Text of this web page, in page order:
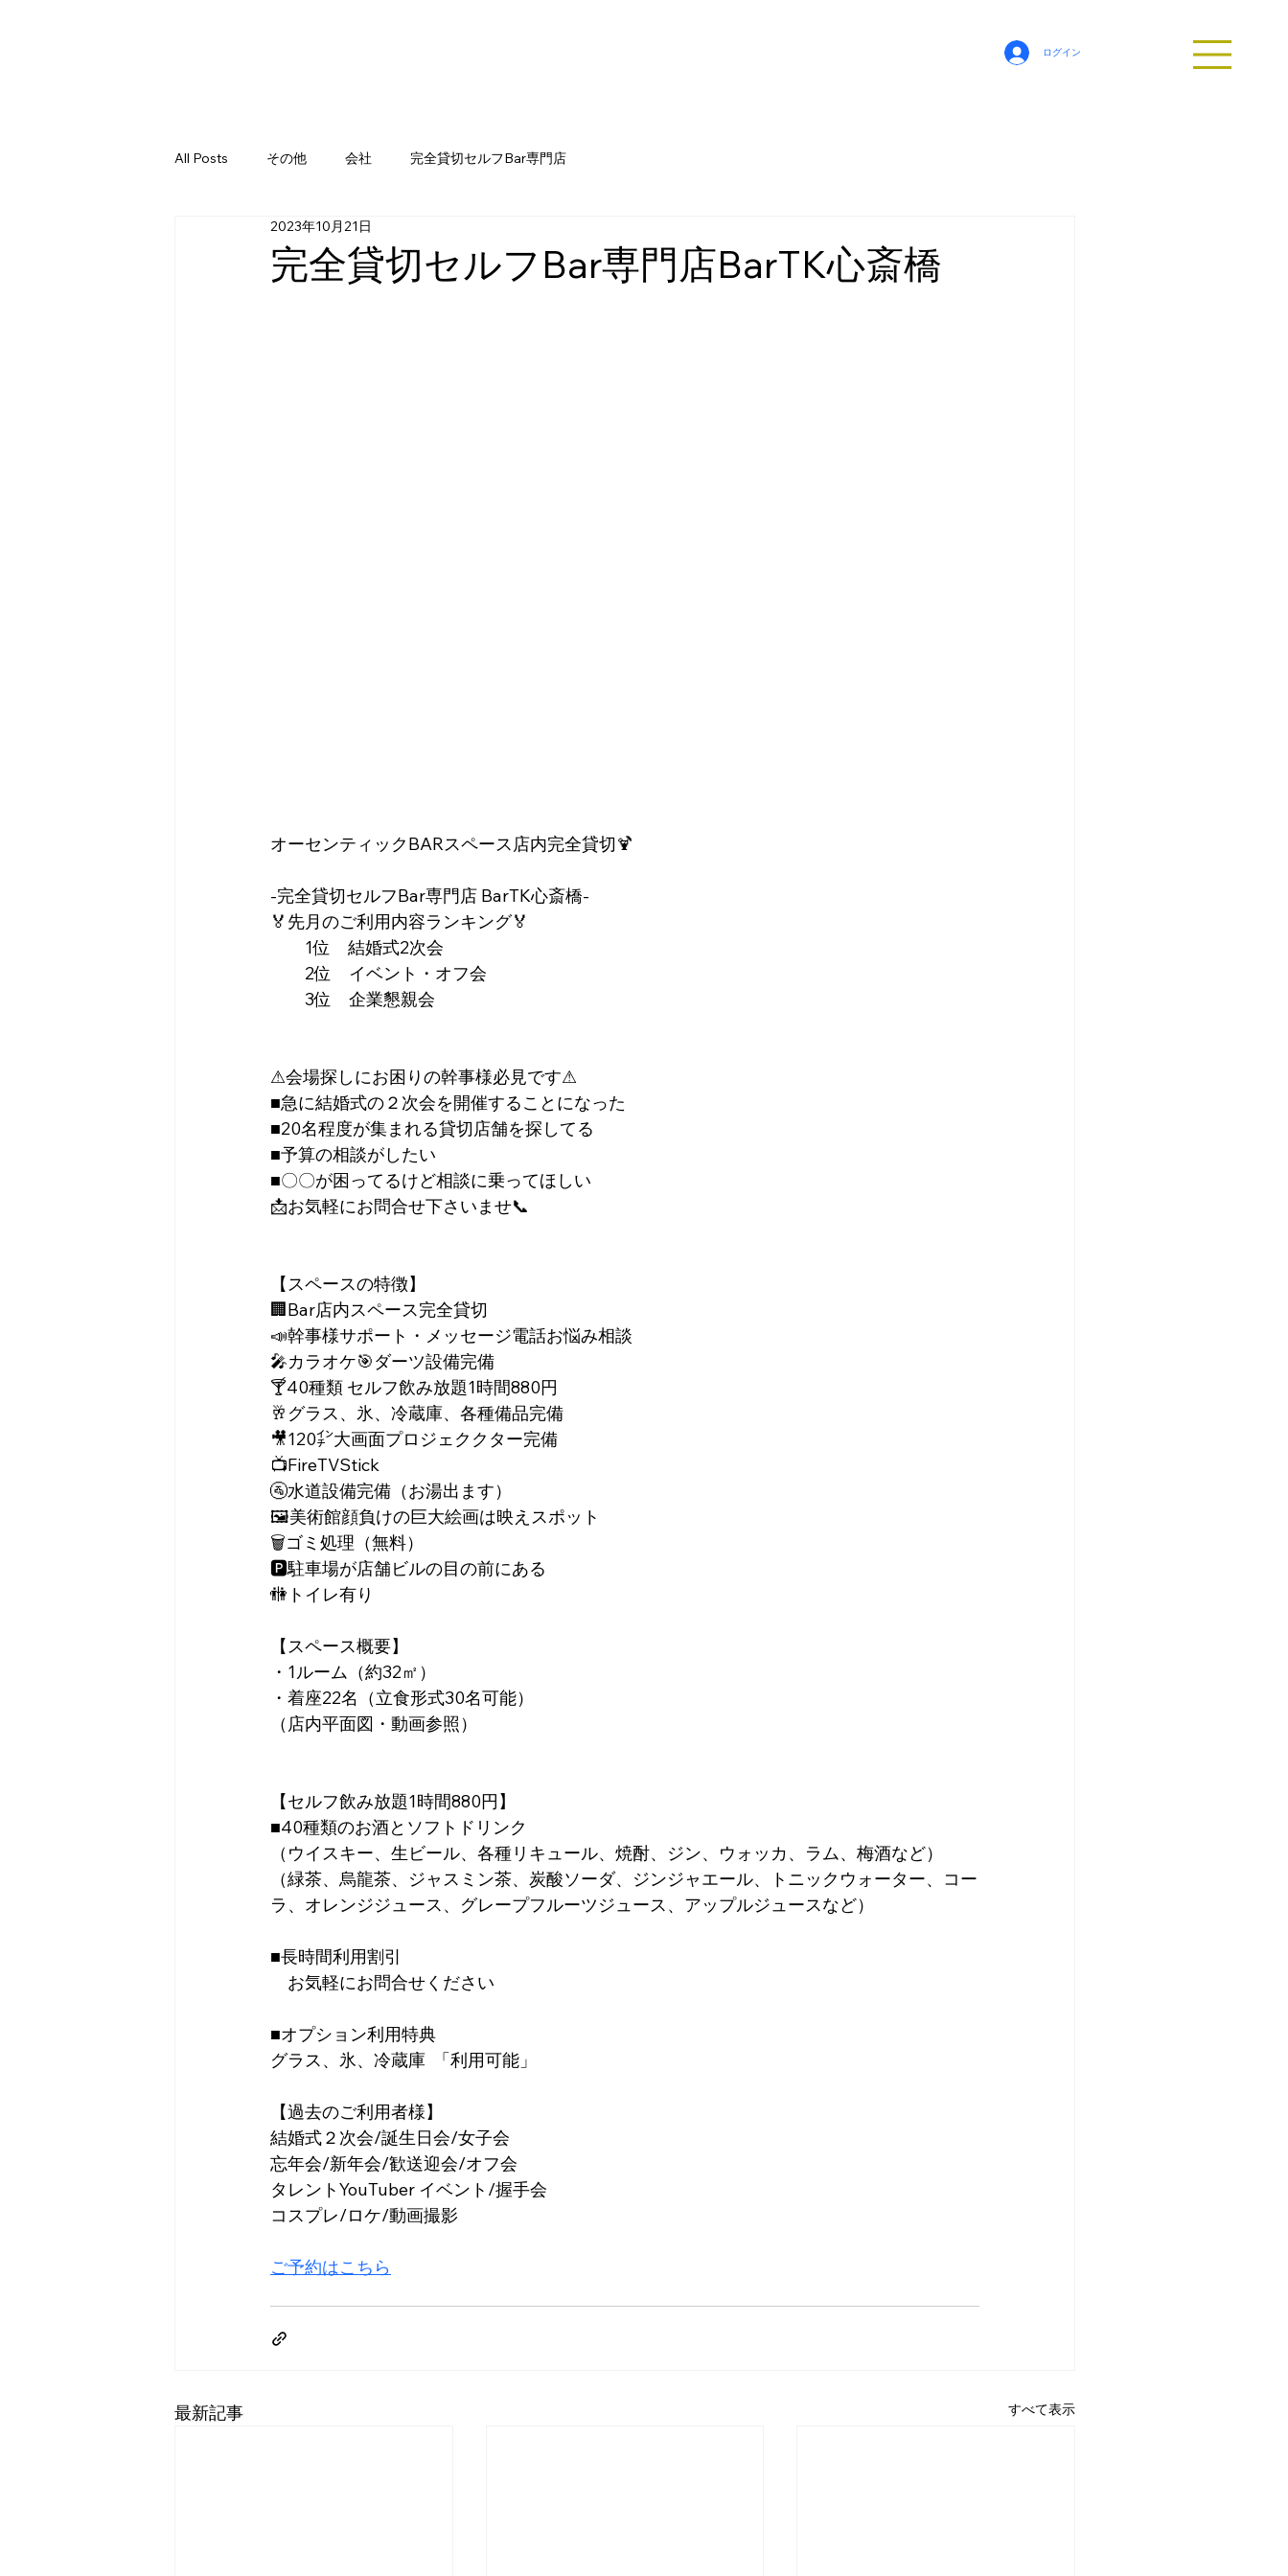
ログイン
All Posts その他 会社 完全貸切セルフBar専門店
完全貸切セルフBar専門店BarTK心斎橋
2023年10月21日
オーセンティックBARスペース店内完全貸切🍹
-完全貸切セルフBar専門店 BarTK心斎橋-
🏅先月のご利用内容ランキング🏅
1位　結婚式2次会
2位　イベント・オフ会
3位　企業懇親会
⚠︎会場探しにお困りの幹事様必見です⚠︎
■急に結婚式の２次会を開催することになった
■20名程度が集まれる貸切店舗を探してる
■予算の相談がしたい
■〇〇が困ってるけど相談に乗ってほしい
📩お気軽にお問合せ下さいませ📞
【スペースの特徴】
🏢Bar店内スペース完全貸切
📣幹事様サポート・メッセージ電話お悩み相談
🎤カラオケ🎯ダーツ設備完備
🍸40種類 セルフ飲み放題1時間880円
🥂グラス、氷、冷蔵庫、各種備品完備
🎥120㌅大画面プロジェククター完備
📺FireTVStick
🚰水道設備完備（お湯出ます）
🖼美術館顔負けの巨大絵画は映えスポット
🗑ゴミ処理（無料）
🅿️駐車場が店舗ビルの目の前にある
🚻トイレ有り
【スペース概要】
・1ルーム（約32㎡）
・着座22名（立食形式30名可能）
（店内平面図・動画参照）
【セルフ飲み放題1時間880円】
■40種類のお酒とソフトドリンク
（ウイスキー、生ビール、各種リキュール、焼酎、ジン、ウォッカ、ラム、梅酒など）
（緑茶、烏龍茶、ジャスミン茶、炭酸ソーダ、ジンジャエール、トニックウォーター、コー
ラ、オレンジジュース、グレープフルーツジュース、アップルジュースなど）
■長時間利用割引
お気軽にお問合せください
■オプション利用特典
グラス、氷、冷蔵庫  「利用可能」
【過去のご利用者様】
結婚式２次会/誕生日会/女子会
忘年会/新年会/歓送迎会/オフ会
タレントYouTuber イベント/握手会
コスプレ/ロケ/動画撮影
ご予約はこちら
最新記事 すべて表示